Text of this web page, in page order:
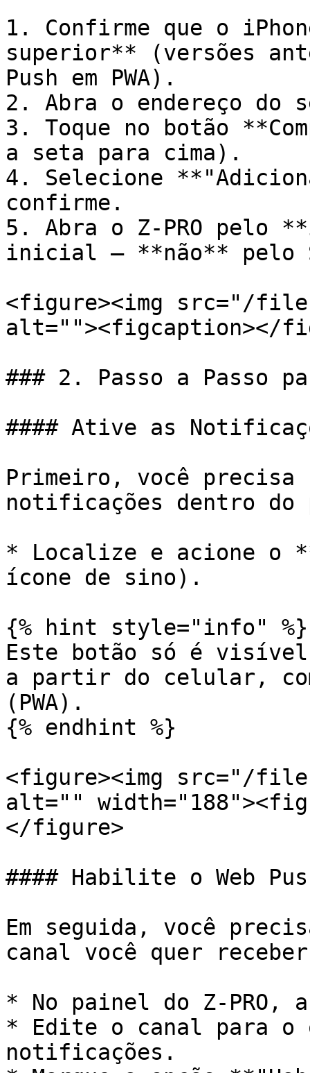
1. Confirme que o
superior** (versões
Push em PWA).
2. Abra o endereço do
3. Toque no botão
a seta para cima).
4. Selecione
confirme.
5. Abra o Z-PRO pelo
inicial — **não** pelo
<figure><img src="/
alt=""><figcaption></
### 2. Passo a Passo
#### Ative as
Primeiro, você
notificações dentro do
* Localize e acione o
ícone de sino).
{% hint style="info" %}
Este botão só é visível
a partir do celular,
(PWA).
{% endhint %}
<figure><img src="/files/
alt=""
</figure>
#### Habilite o Web
Em seguida, você
canal você quer
* No painel do Z-PRO,
* Edite o canal para o
notificações.